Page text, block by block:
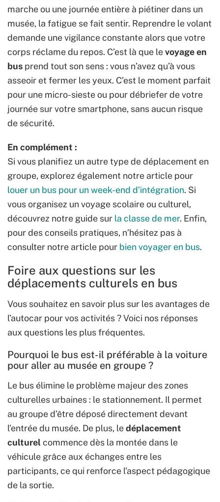
marche ou une journée entière à piétiner dans un
musée, la fatigue se fait sentir. Reprendre le volant
demande une vigilance constante alors que votre
corps réclame du repos. C’est là que levoyage en
bus prend tout son sens : vous n’avez qu’à vous
asseoir et fermer les yeux. C’est le moment parfait
pour une micro-sieste ou pour débriefer de votre
journée sur votre smartphone, sans aucun risque
de sécurité.
En complément :
Si vous planifiez un autre type de déplacement en
groupe, explorez également notre article pour
louer un bus pour un week-end d’intégration. Si
vous organisez un voyage scolaire ou culturel,
découvrez notre guide sur la classe de mer. Enfin,
pour des conseils pratiques, n’hésitez pas à
consulter notre article pour bien voyager en bus.
Foire aux questions sur les
déplacements culturels en bus
Vous souhaitez en savoir plus sur les avantages de
l’autocar pour vos activités ? Voici nos réponses
aux questions les plus fréquentes.
Pourquoi le bus est-il préférable à la voiture
pour aller au musée en groupe ?
Le bus élimine le problème majeur des zones
culturelles urbaines : le stationnement. Il permet
au groupe d’être déposé directement devant
l’entrée du musée. De plus, ledéplacement
culturelcommence dès la montée dans le
véhicule grâce aux échanges entre les
participants, ce qui renforce l’aspect pédagogique
de la sortie.